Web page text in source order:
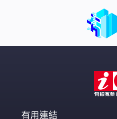
有用連結